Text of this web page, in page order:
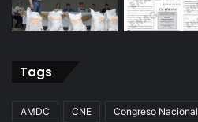
Tags
AMDC CNE Congreso Nacional